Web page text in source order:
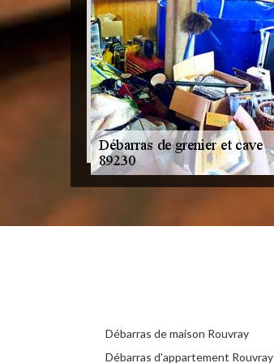
Débarras de maison Rouvray
Débarras d'appartement Rouvray